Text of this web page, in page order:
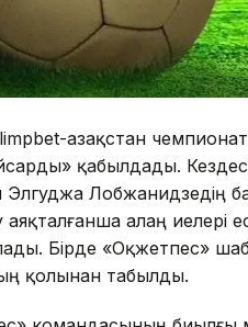
Қазақстан
қабылдады.
Лобжанидзедің
аяқталғанша алаң
Бірде «Оқжетпес»
қолынан табылды.